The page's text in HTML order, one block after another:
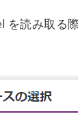
を読み取る